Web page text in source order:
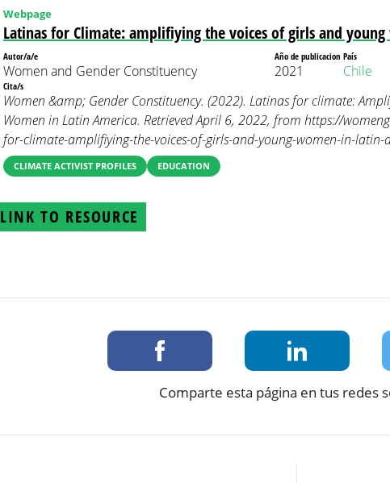
Latinas for Climate: amplifiying the voices of girls and
Webpage
Autor/a/e
Women and Gender Constituency
Año de publicacion
2021
País
Chile
Cita/s
Women &amp; Gender Constituency. (2022). Latinas for climate:
Women in Latin America. Retrieved April 6, 2022, from https://
for-climate-amplifiying-the-voices-of-girls-and-young-women-in-latin-
CLIMATE ACTIVIST PROFILES EDUCATION
LINK TO RESOURCE
Comparte esta página en tus redes